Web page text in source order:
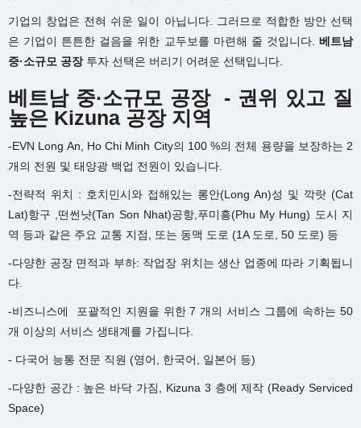
기업의 창업은 전혀 쉬운 일이 아닙니다. 그러므로 적합한 방안 선택
은 기업이 튼튼한 걸음을 위한 교두보를 마련해 줄 것입니다. 베트남
중·소규모 공장투자 선택은 버리기 어려운 선택입니다.
베트남 중·소규모 공장 - 권위 있고 질
높은 Kizuna 공장 지역
-EVN Long An, Ho Chi Minh City의 100 %의 전체 용량을 보장하는 2
개의 전원 및 태양광 백업 전원이 있습니다.
-전략적 위치 : 호치민시와 접해있는 롱안(Long An)성 및 깍랏 (Cat
Lat)항구 ,떤썬냣(Tan Son Nhat)공항,푸미흥(Phu My Hung) 도시 지
역 등과 같은 주요 교통 지점, 또는 동맥 도로 (1A 도로, 50 도로) 등
-다양한 공장 면적과 부하: 작업장 위치는 생산 업종에 따라 기획됩니
다.
-비즈니스에 포괄적인 지원을 위한 7 개의 서비스 그룹에 속하는 50
개 이상의 서비스 생태계를 가집니다.
- 다국어 능통 전문 직원 (영어, 한국어, 일본어 등)
-다양한 공간 : 높은 바닥 가짐, Kizuna 3 층에 제작 (Ready Serviced
Space)